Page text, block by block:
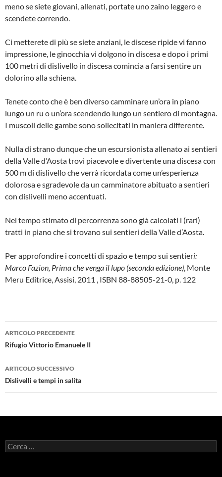
meno se siete giovani, allenati, portate uno zaino leggero e
scendete correndo.
Ci metterete di più se siete anziani, le discese ripide vi fanno
impressione, le ginocchia vi dolgono in discesa e dopo i primi
100 metri di dislivello in discesa comincia a farsi sentire un
dolorino alla schiena.
Tenete conto che è ben diverso camminare un’ora in piano
lungo un ru o un’ora scendendo lungo un sentiero di montagna.
I muscoli delle gambe sono sollecitati in maniera differente.
Nulla di strano dunque che un escursionista allenato ai sentieri
della Valle d’Aosta trovi piacevole e divertente una discesa con
500 m di dislivello che verrà ricordata come un’esperienza
dolorosa e sgradevole da un camminatore abituato a sentieri
con dislivelli meno accentuati.
Nel tempo stimato di percorrenza sono già calcolati i (rari)
tratti in piano che si trovano sui sentieri della Valle d’Aosta.
Per approfondire i concetti di spazio e tempo sui sentieri:
Marco Fazion, Prima che venga il lupo (seconda edizione), Monte
Meru Editrice, Assisi, 2011 , ISBN 88-88505-21-0, p. 122
Navigazione
articolo
ARTICOLO PRECEDENTE
Rifugio Vittorio Emanuele II
ARTICOLO SUCCESSIVO
Dislivelli e tempi in salita
Ricerca
per: